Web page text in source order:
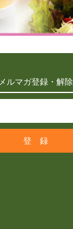
メルマガ登録・解除